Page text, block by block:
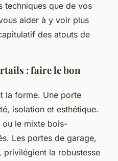
techniques que de vos
aider à y voir plus
des atouts de
: faire le bon
la forme. Une porte
isolation et esthétique.
ou le mixte bois-
Les portes de garage,
privilégient la robustesse